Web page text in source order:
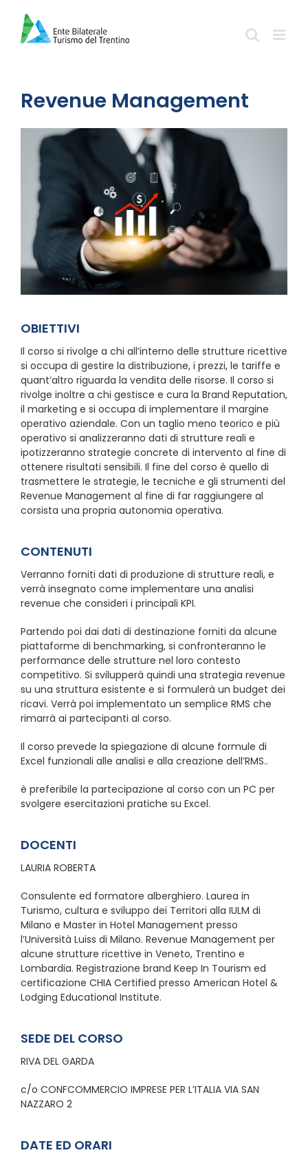
contenuto
Revenue Management
OBIETTIVI
Il corso si rivolge a chi all’interno delle strutture ricettive
si occupa di gestire la distribuzione, i prezzi, le tariffe e
quant’altro riguarda la vendita delle risorse. Il corso si
rivolge inoltre a chi gestisce e cura la Brand Reputation,
il marketing e si occupa di implementare il margine
operativo aziendale. Con un taglio meno teorico e più
operativo si analizzeranno dati di strutture reali e
ipotizzeranno strategie concrete di intervento al fine di
ottenere risultati sensibili. Il fine del corso è quello di
trasmettere le strategie, le tecniche e gli strumenti del
Revenue Management al fine di far raggiungere al
corsista una propria autonomia operativa.
CONTENUTI
Verranno forniti dati di produzione di strutture reali, e
verrà insegnato come implementare una analisi
revenue che consideri i principali KPI.
Partendo poi dai dati di destinazione forniti da alcune
piattaforme di benchmarking, si confronteranno le
performance delle strutture nel loro contesto
competitivo. Si svilupperà quindi una strategia revenue
su una struttura esistente e si formulerà un budget dei
ricavi. Verrà poi implementato un semplice RMS che
rimarrà ai partecipanti al corso.
Il corso prevede la spiegazione di alcune formule di
Excel funzionali alle analisi e alla creazione dell’RMS..
è preferibile la partecipazione al corso con un PC per
svolgere esercitazioni pratiche su Excel.
DOCENTI
LAURIA ROBERTA
Consulente ed formatore alberghiero. Laurea in
Turismo, cultura e sviluppo dei Territori alla IULM di
Milano e Master in Hotel Management presso
l’Università Luiss di Milano. Revenue Management per
alcune strutture ricettive in Veneto, Trentino e
Lombardia. Registrazione brand Keep In Tourism ed
certificazione CHIA Certified presso American Hotel &
Lodging Educational Institute.
SEDE DEL CORSO
RIVA DEL GARDA
c/o CONFCOMMERCIO IMPRESE PER L’ITALIA VIA SAN
NAZZARO 2
DATE ED ORARI